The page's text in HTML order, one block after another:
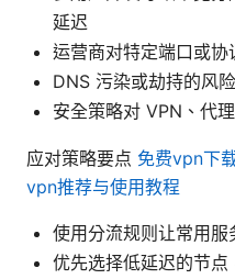
延迟
运营商对特定端口或协
DNS 污染或劫持的风
安全策略对 VPN、代
应对策略要点 免费vpn下
vpn推荐与使用教程
使用分流规则让常用
优先选择低延迟的节